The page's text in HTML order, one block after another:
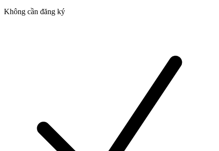
Không cần đăng ký